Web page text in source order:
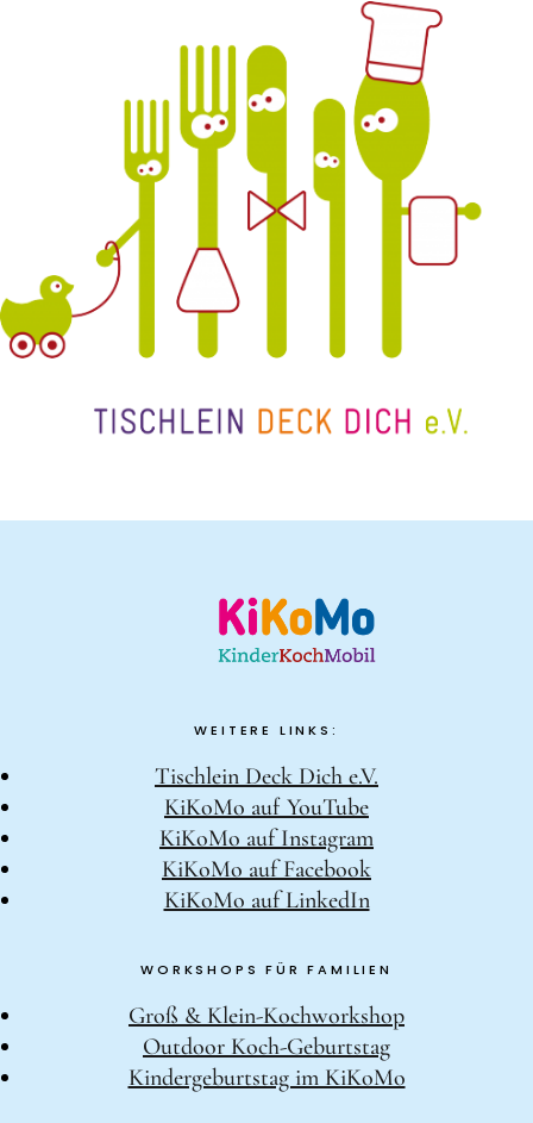
Spenden
Schenk ein Lächeln, statt ein Geschenk!
Kontakt
Linktree
Newsletter
InstagramYouTubeCookie-
WEITERE LINKS:
Tischlein Deck Dich e.V.
KiKoMo auf YouTube
KiKoMo auf Instagram
KiKoMo auf Facebook
KiKoMo auf LinkedIn
WORKSHOPS FÜR FAMILIEN
Groß & Klein-Kochworkshop
Outdoor Koch-Geburtstag
Kindergeburtstag im KiKoMo